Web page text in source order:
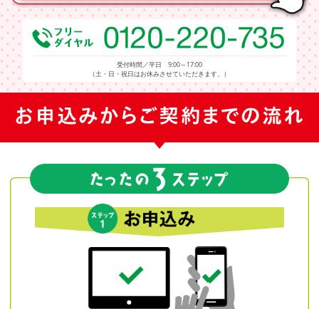
受付時間／平日 9:00～17:00
（土・日・祝日はお休みさせていただきます。）